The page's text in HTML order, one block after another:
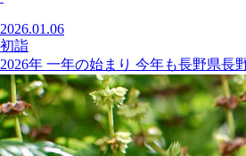
2026.01.06
初詣
2026年 一年の始まり 今年も長野県長